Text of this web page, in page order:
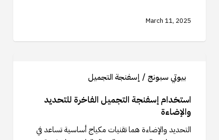
March 11, 2025
التجميل
الفاخرة
للتحديد
بيوتي سبونج / إسفنجة التجميل
استخدام إسفنجة التجميل الفاخرة للتحديد
والإضاءة
التحديد والإضاءة هما تقنيات مكياج أساسية تساعد في